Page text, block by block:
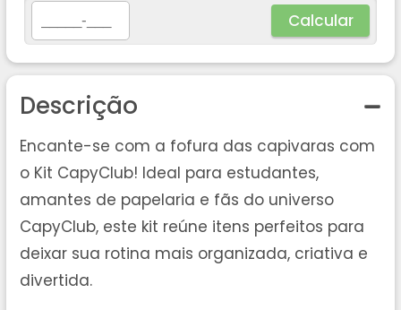
Calcular
Descrição
Encante-se com a fofura das capivaras com
o Kit CapyClub! Ideal para estudantes,
amantes de papelaria e fãs do universo
CapyClub, este kit reúne itens perfeitos para
deixar sua rotina mais organizada, criativa e
divertida.